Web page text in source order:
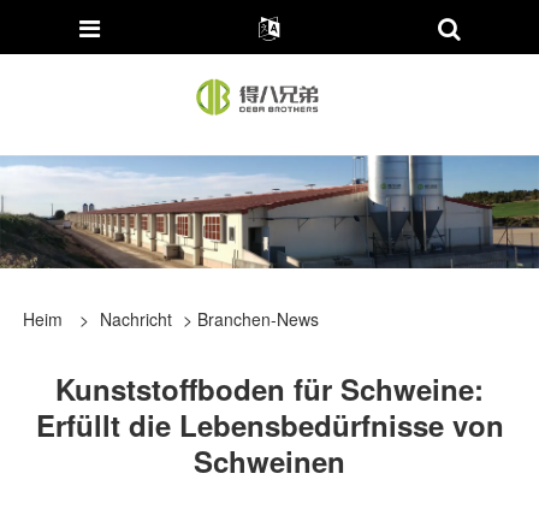
Heim > Nachricht > Branchen-News
Kunststoffboden für Schweine:
Erfüllt die Lebensbedürfnisse von
Schweinen